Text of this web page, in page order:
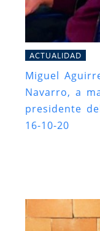
ACTUALIDAD
Miguel
Navarro, a
presidente
16-10-20